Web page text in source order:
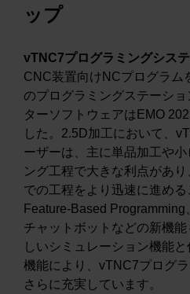
ップ
vTNC7プログラミングシス
CNC装置向けNCプログラム
のプログラミングステーシ
ターソフトウェアはEMO
した。2.5D加工において、
ーザーは、主に単品加工や
ング工程で大きな利点があ
での工程をより迅速に進める
Feature-Based Programming
チャットボットなどの新機
しいシミュレーション機能
機能により、vTNC7プログ
さらに充実しています。